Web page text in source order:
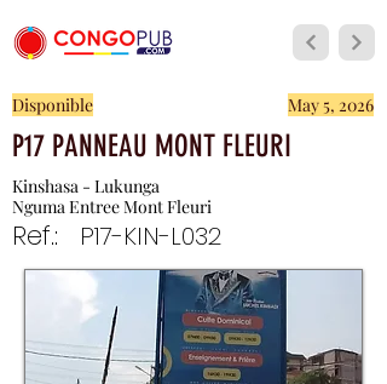
Disponible May 5, 2026
P17 PANNEAU MONT FLEURI
Kinshasa - Lukunga
Nguma Entree Mont Fleuri
Ref.: P17-KIN-L032